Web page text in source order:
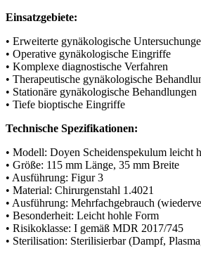
Einsatzgebiete:
• Erweiterte gynäkologische
• Operative gynäkologische Eingriffe
• Komplexe diagnostische Verfahren
• Therapeutische gynäkologische
• Stationäre gynäkologische Behandlungen
• Tiefe bioptische Eingriffe
Technische Spezifikationen:
• Modell: Doyen Scheidenspekulum leicht
• Größe: 115 mm Länge, 35 mm Breite
• Ausführung: Figur 3
• Material: Chirurgenstahl 1.4021
• Ausführung: Mehrfachgebrauch
• Besonderheit: Leicht hohle Form
• Risikoklasse: I gemäß MDR 2017/745
• Sterilisation: Sterilisierbar (Dampf,